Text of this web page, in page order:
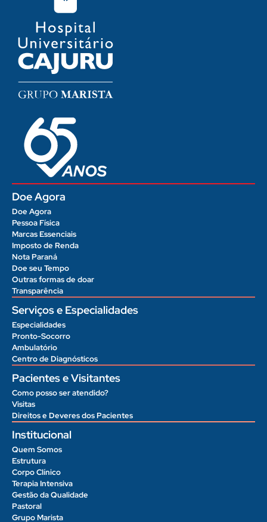
Doe Agora
Doe Agora
Pessoa Física
Marcas Essenciais
Imposto de Renda
Nota Paraná
Doe seu Tempo
Outras formas de doar
Transparência
Serviços e Especialidades
Especialidades
Pronto-Socorro
Ambulatório
Centro de Diagnósticos
Pacientes e Visitantes
Como posso ser atendido?
Visitas
Direitos e Deveres dos Pacientes
Institucional
Quem Somos
Estrutura
Corpo Clínico
Terapia Intensiva
Gestão da Qualidade
Pastoral
Grupo Marista